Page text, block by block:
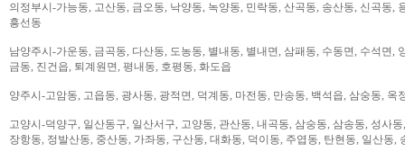
의정부시-가능동, 고산동, 금오동, 낙양동, 녹양동, 민락동, 산곡동, 송산동, 신곡동,
흥선동
남양주시-가운동, 금곡동, 다산동, 도농동, 별내동, 별내면, 삼패동, 수동면, 수석면,
금동, 진건읍, 퇴계원면, 평내동, 호평동, 화도읍
양주시-고암동, 고읍동, 광사동, 광적면, 덕계동, 마전동, 만송동, 백석읍, 삼숭동, 옥
고양시-덕양구, 일산동구, 일산서구, 고양동, 관산동, 내곡동, 삼숭동, 삼송동, 성사
장항동, 정발산동, 중산동, 가좌동, 구산동, 대화동, 덕이동, 주엽동, 탄현동, 일산동,